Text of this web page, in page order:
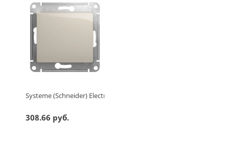
Systeme (Schneider) Electric GLOSSA 1-клавишный
308.66 руб.